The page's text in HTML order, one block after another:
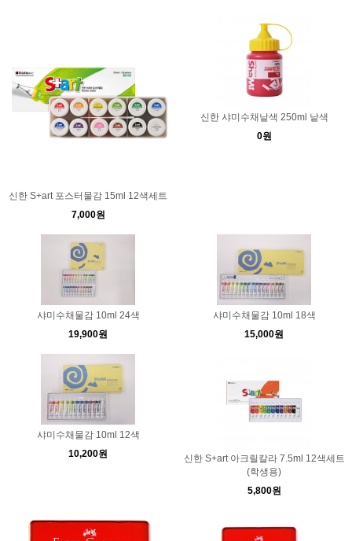
신한 S+art 포스터물감 15ml 12색세트
7,000원
신한 샤미수채낱색 250ml 낱색
0원
샤미수채물감 10ml 24색
19,900원
샤미수채물감 10ml 18색
15,000원
샤미수채물감 10ml 12색
10,200원
신한 S+art 아크릴칼라 7.5ml 12색세트
(학생용)
5,800원